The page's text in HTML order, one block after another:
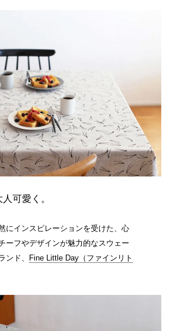
可愛く。
にインスピレーションを受けた、心
ーフやデザインが魅力的なスウェー
ンド、
Fine Little Day（ファインリト